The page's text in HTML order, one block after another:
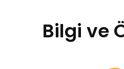
Bilgi ve